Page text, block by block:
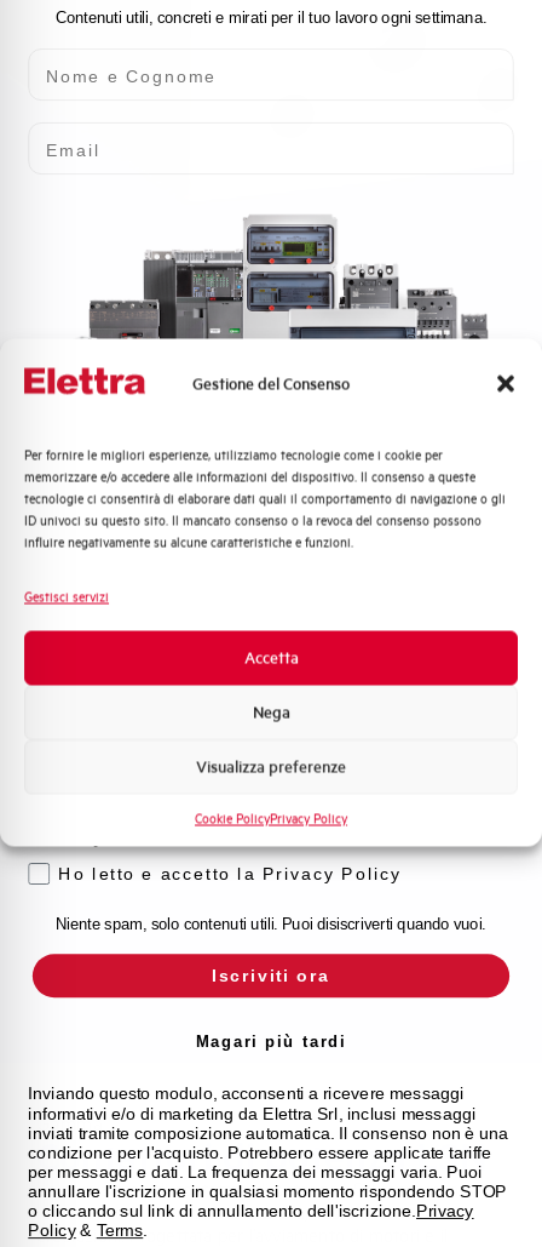
Gestione del Consenso
Per fornire le migliori esperienze, utilizziamo tecnologie come i cookie per
memorizzare e/o accedere alle informazioni del dispositivo. Il consenso a queste
tecnologie ci consentirà di elaborare dati quali il comportamento di navigazione o gli
ID univoci su questo sito. Il mancato consenso o la revoca del consenso possono
influire negativamente su alcune caratteristiche e funzioni.
Gestisci servizi
Accetta
Nega
Visualizza preferenze
Cookie PolicyPrivacy Policy
Gamma
Contattori di potenza LSN
La nuova linea di contattori di potenza LSN rappresenta
l’eccellenza in termini di affidabilità, flessibilità e
prestazioni. Progettata per l’avviamento di motori e il
Contenuti utili, concreti e mirati per il tuo lavoro ogni settimana.
Quali argomenti ti interessano di più?
Distribuzione di Energia
Automazione Industriale
Sistema Quadri
Promozioni e offerte
Formazione tecnica
Voglio ricevere aggiornamenti, novità di
Ho letto e accetto la Privacy Policy
Niente spam, solo contenuti utili. Puoi disiscriverti quando vuoi.
Iscriviti ora
Magari più tardi
Inviando questo modulo, acconsenti a ricevere messaggi
informativi e/o di marketing da Elettra Srl, inclusi messaggi
inviati tramite composizione automatica. Il consenso non è una
condizione per l'acquisto. Potrebbero essere applicate tariffe
per messaggi e dati. La frequenza dei messaggi varia. Puoi
annullare l'iscrizione in qualsiasi momento rispondendo STOP
o cliccando sul link di annullamento dell'iscrizione. Privacy
Policy& Terms